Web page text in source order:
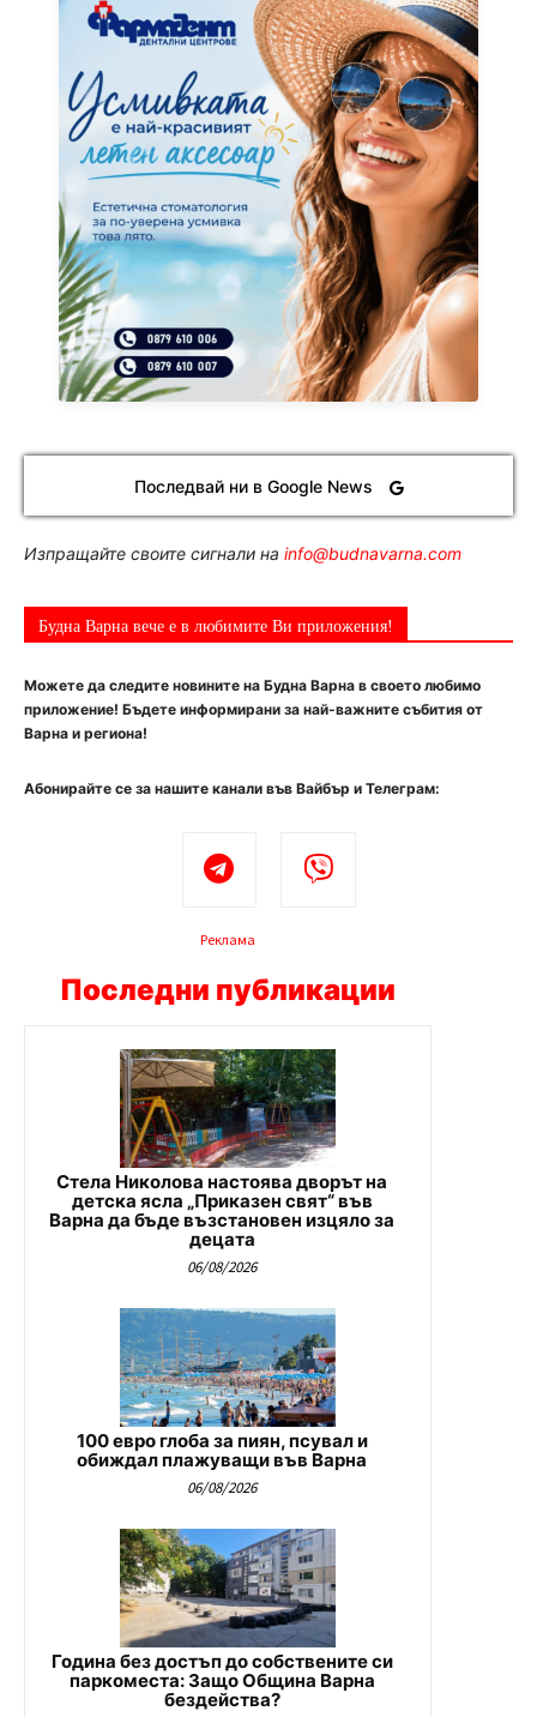
Последвай ни в Google News
Изпращайте своите сигнали на info@budnavarna.com
Будна Варна вече е в любимите Ви приложения!
Можете да следите новините на Будна Варна в своето любимо
приложение! Бъдете информирани за най-важните събития от
Варна и региона!
Абонирайте се за нашите канали във Вайбър и Телеграм:
Реклама
Последни публикации
Стела Николова настоява дворът на
детска ясла „Приказен свят“ във
Варна да бъде възстановен изцяло за
децата
06/08/2026
100 евро глоба за пиян, псувал и
обиждал плажуващи във Варна
06/08/2026
Година без достъп до собствените си
паркоместа: Защо Община Варна
бездейства?